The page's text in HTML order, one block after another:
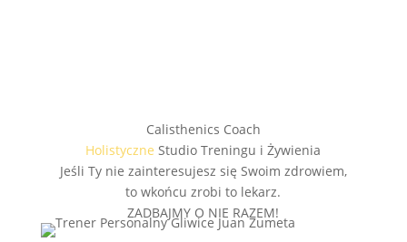
Calisthenics Coach
Holistyczne Studio Treningu i Żywienia
Jeśli Ty nie zainteresujesz się Swoim zdrowiem,
to wkońcu zrobi to lekarz.
ZADBAJMY O NIE RAZEM!